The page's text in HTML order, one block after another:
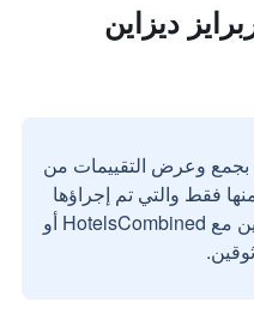
ديزاين
بجمع وعرض التقييمات من
فقط والتي تم إجراؤها
بواسطة مستخدمين حقيقيين مع HotelsCombined أو